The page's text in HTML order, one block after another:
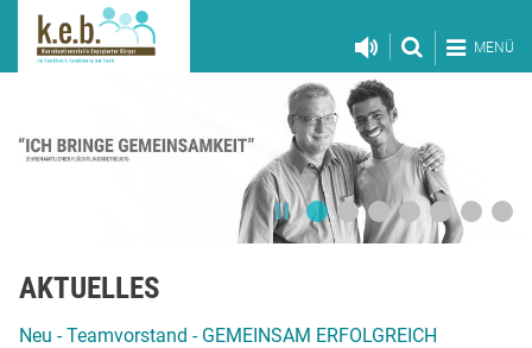
MENÜ
AKTUELLES
Neu - Teamvorstand - GEMEINSAM ERFOLGREICH